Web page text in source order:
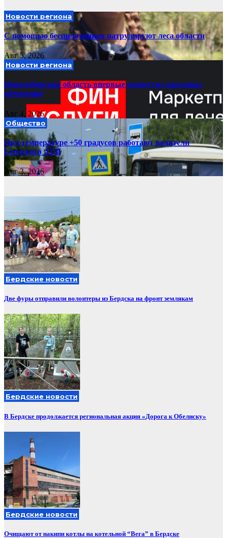
Новости региона
С помощью беспилотников патрулируют леса области
Авг 5, 2026
Новости региона
Новосибирская область впервые разместит народные
облигации
Авг 4, 2026
Общество
При температуре +50 градусов работают водители
Бердского АТП
Авг 3, 2026
Бердские новости
Две фуры отправили волонтеры из Бердска на фронт землякам
Бердские новости
В Бердске продолжается региональная акция «Дорога к Обелиску»
Бердские новости
Очищают от накипи котлы на котельной “Вега” в Бердске